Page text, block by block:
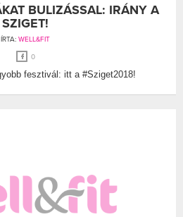
BULIZÁSSAL: IRÁNY A
SZIGET!
ÍRTA: WELL&FIT
0
fesztivál: itt a #Sziget2018!